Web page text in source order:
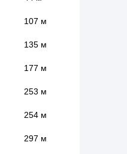
107 м
135 м
177 м
253 м
254 м
297 м